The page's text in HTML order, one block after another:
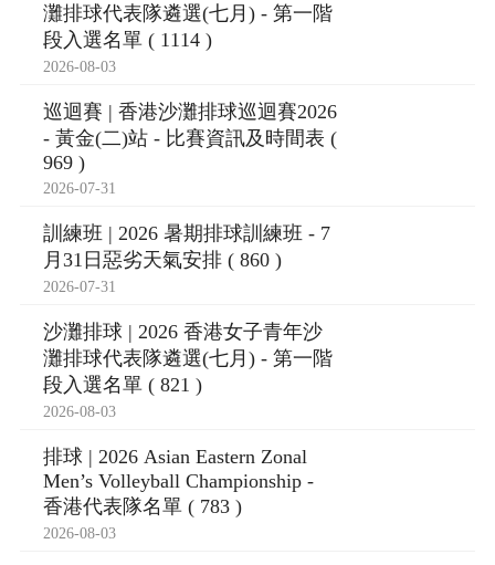
灘排球代表隊遴選(七月) - 第一階
段入選名單 ( 1114 )
2026-08-03
巡迴賽 | 香港沙灘排球巡迴賽2026
- 黃金(二)站 - 比賽資訊及時間表 (
969 )
2026-07-31
訓練班 | 2026 暑期排球訓練班 - 7
月31日惡劣天氣安排 ( 860 )
2026-07-31
沙灘排球 | 2026 香港女子青年沙
灘排球代表隊遴選(七月) - 第一階
段入選名單 ( 821 )
2026-08-03
排球 | 2026 Asian Eastern Zonal
Men’s Volleyball Championship -
香港代表隊名單 ( 783 )
2026-08-03